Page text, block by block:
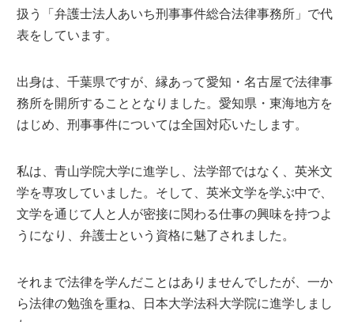
扱う「弁護士法人あいち刑事事件総合法律事務所」で代
表をしています。
出身は、千葉県ですが、縁あって愛知・名古屋で法律事
務所を開所することとなりました。愛知県・東海地方を
はじめ、刑事事件については全国対応いたします。
私は、青山学院大学に進学し、法学部ではなく、英米文
学を専攻していました。そして、英米文学を学ぶ中で、
文学を通じて人と人が密接に関わる仕事の興味を持つよ
うになり、弁護士という資格に魅了されました。
それまで法律を学んだことはありませんでしたが、一か
ら法律の勉強を重ね、日本大学法科大学院に進学しまし